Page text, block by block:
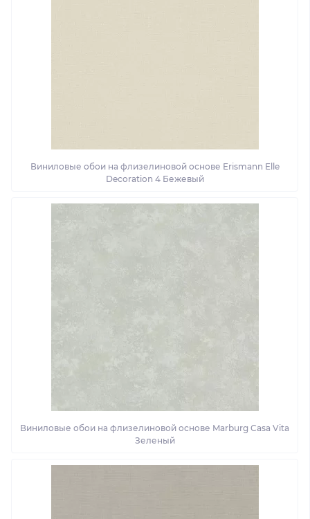
Виниловые обои на флизелиновой основе Erismann Elle
Decoration 4 Бежевый
Виниловые обои на флизелиновой основе Marburg Casa Vita
Зеленый